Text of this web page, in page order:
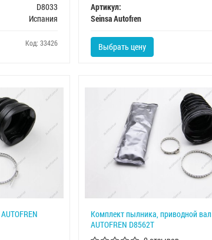
D8033
Испания
Код: 33426
Артикул:
Seinsa Autofren
Выбрать цену
Комплект пылника, приводной вал
AUTOFREN D8562T